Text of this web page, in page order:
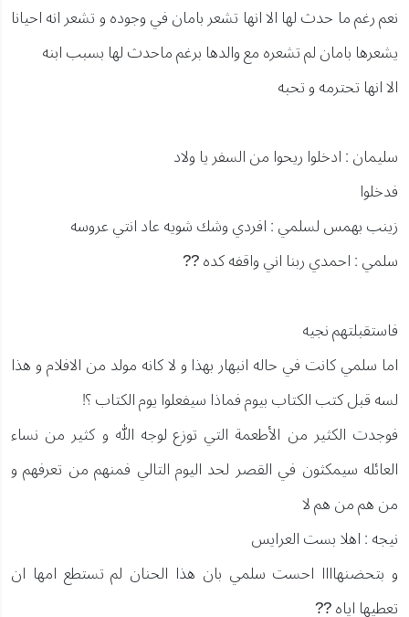
نعم رغم ما حدث لها الا انها تشعر بامان في وجوده و تشعر انه احيانا
يشعرها بامان لم تشعره مع والدها برغم ماحدث لها بسبب ابنه
الا انها تحترمه و تحبه
سليمان : ادخلوا ريحوا من السفر يا ولاد
فدخلوا
زينب بهمس لسلمي : افردي وشك شويه عاد انتي عروسه
سلمي : احمدي ربنا اني واقفه كده ??
فاستقبلتهم نجيه
اما سلمي كانت في حاله انبهار بهذا و لا كانه مولد من الافلام و هذا
لسه قبل كتب الكتاب بيوم فماذا سيفعلوا يوم الكتاب ؟!
فوجدت الكثير من الأطعمة التي توزع لوجه الله و كثير من نساء
العائله سيمكثون في القصر لحد اليوم التالي فمنهم من تعرفهم و
من هم من هم لا
نيجه : اهلا بست العرايس
و بتحضنهاااا احست سلمي بان هذا الحنان لم تستطع امها ان
تعطيها اياه ??